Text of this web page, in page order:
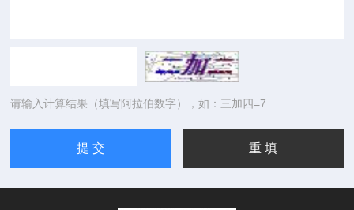
请输入计算结果（填写阿拉伯数字），如：三加四=7